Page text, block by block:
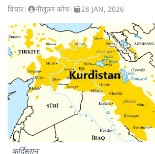
विचार नीलूफ़र कोच 28 JAN, 2026